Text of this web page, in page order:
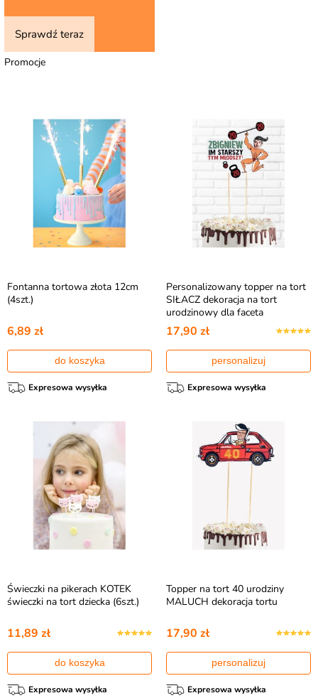
Sprawdź teraz
Promocje
Fontanna tortowa złota 12cm
(4szt.)
6,89 zł
do koszyka
Expresowa wysyłka
Personalizowany topper na tort
SIŁACZ dekoracja na tort
urodzinowy dla faceta
17,90 zł
personalizuj
Expresowa wysyłka
Świeczki na pikerach KOTEK
świeczki na tort dziecka (6szt.)
11,89 zł
do koszyka
Expresowa wysyłka
Topper na tort 40 urodziny
MALUCH dekoracja tortu
17,90 zł
personalizuj
Expresowa wysyłka